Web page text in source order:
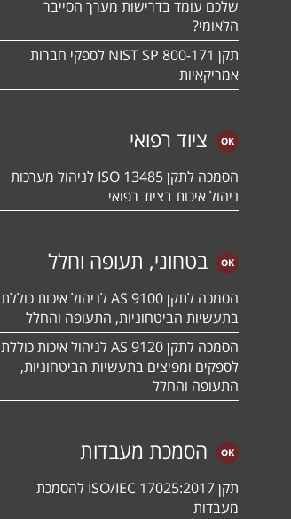
שלכם עומד בדרישות מערך הסייבר
הלאומי?
תקן NIST SP 800-171 לספקי חברות
אמריקאיות
ציוד רפואי
הסמכה לתקן 13485 ISO לניהול מערכות
ניהול איכות בציוד רפואי
בטחוני, תעופה וחלל
הסמכה לתקן 9100 AS לניהול איכות כוללת
בתעשיות הביטחוניות, התעופה והחלל
הסמכה לתקן 9120 AS לניהול איכות כוללת
לספקים ומפיצים בתעשיות הביטחוניות,
התעופה והחלל
הסמכת מעבדות
תקן ISO/IEC 17025:2017 להסמכת
מעבדות